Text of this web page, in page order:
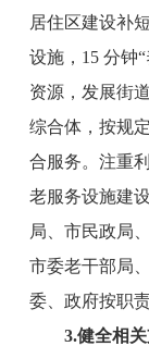
居住区建设补
设施，15 分钟
资源，发展街
综合体，按规
合服务。注重
老服务设施建设
局
市民政局
市委老干部局、
委、政府按职
3.健全相关